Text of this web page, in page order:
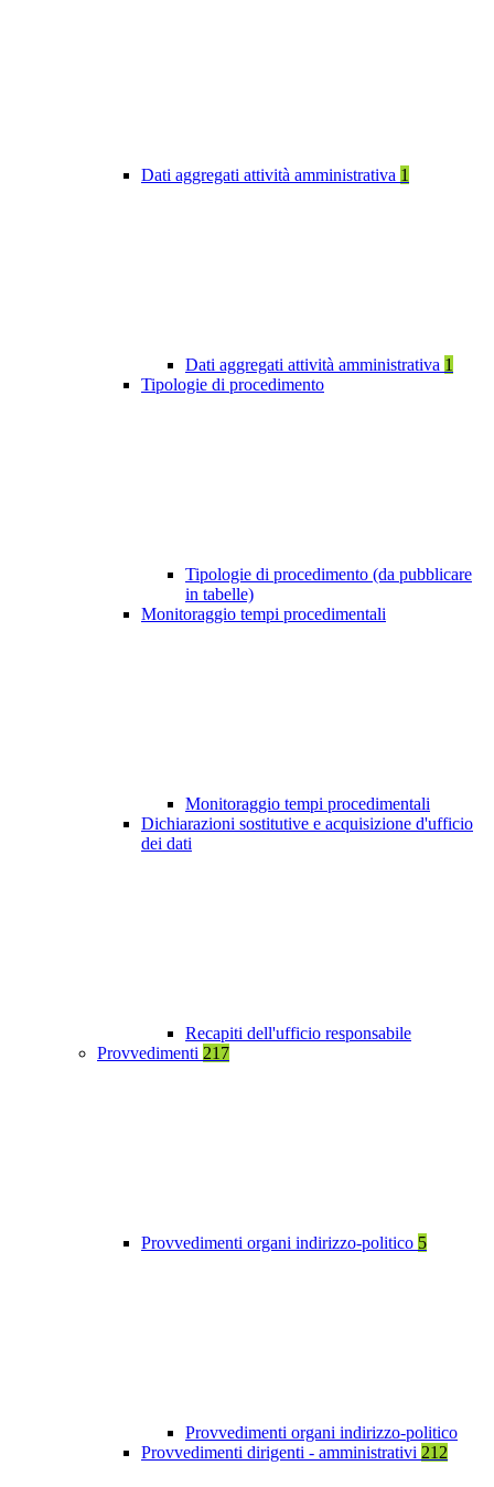
Dati aggregati attività amministrativa 1
Dati aggregati attività amministrativa 1
Tipologie di procedimento
Tipologie di procedimento (da pubblicare
in tabelle)
Monitoraggio tempi procedimentali
Monitoraggio tempi procedimentali
Dichiarazioni sostitutive e acquisizione d'ufficio
dei dati
Recapiti dell'ufficio responsabile
Provvedimenti 217
Provvedimenti organi indirizzo-politico 5
Provvedimenti organi indirizzo-politico
Provvedimenti dirigenti - amministrativi 212